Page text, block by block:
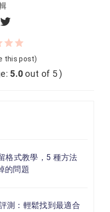
this post)
5.0 out of 5 )
格式教學，5 種方法
的問題
測：輕鬆找到最適合